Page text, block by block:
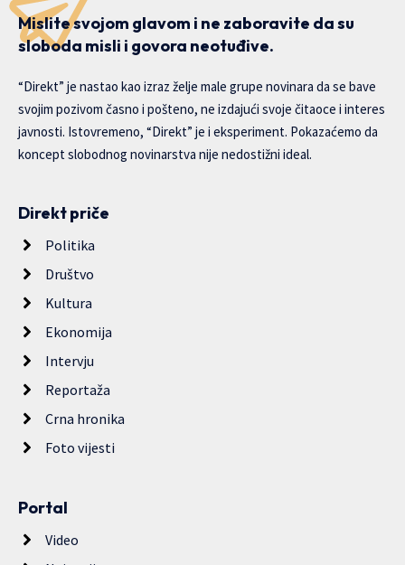
Mislite svojom glavom i ne zaboravite da su
sloboda misli i govora neotuđive.
“Direkt” je nastao kao izraz želje male grupe novinara da se bave
svojim pozivom časno i pošteno, ne izdajući svoje čitaoce i interes
javnosti. Istovremeno, “Direkt” je i eksperiment. Pokazaćemo da
koncept slobodnog novinarstva nije nedostižni ideal.
Direkt priče
Politika
Društvo
Kultura
Ekonomija
Intervju
Reportaža
Crna hronika
Foto vijesti
Portal
Video